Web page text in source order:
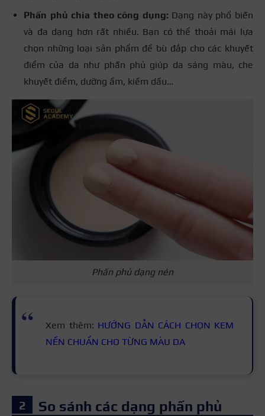
Phấn phủ chia theo công dụng: Dạng này phổ biến
và đa dạng hơn rất nhiều. Bạn có thể thoải mái lựa
chọn những loại sản phẩm để bù đắp cho các khuyết
điểm của da như phấn phủ giúp da sáng màu, che
khuyết điểm, dưỡng ẩm, kiềm dầu…
Phấn phủ dạng nén
Xem thêm: HƯỚNG DẪN CÁCH CHỌN KEM
NỀN CHUẨN CHO TỪNG MÀU DA
So sánh các dạng phấn phủ